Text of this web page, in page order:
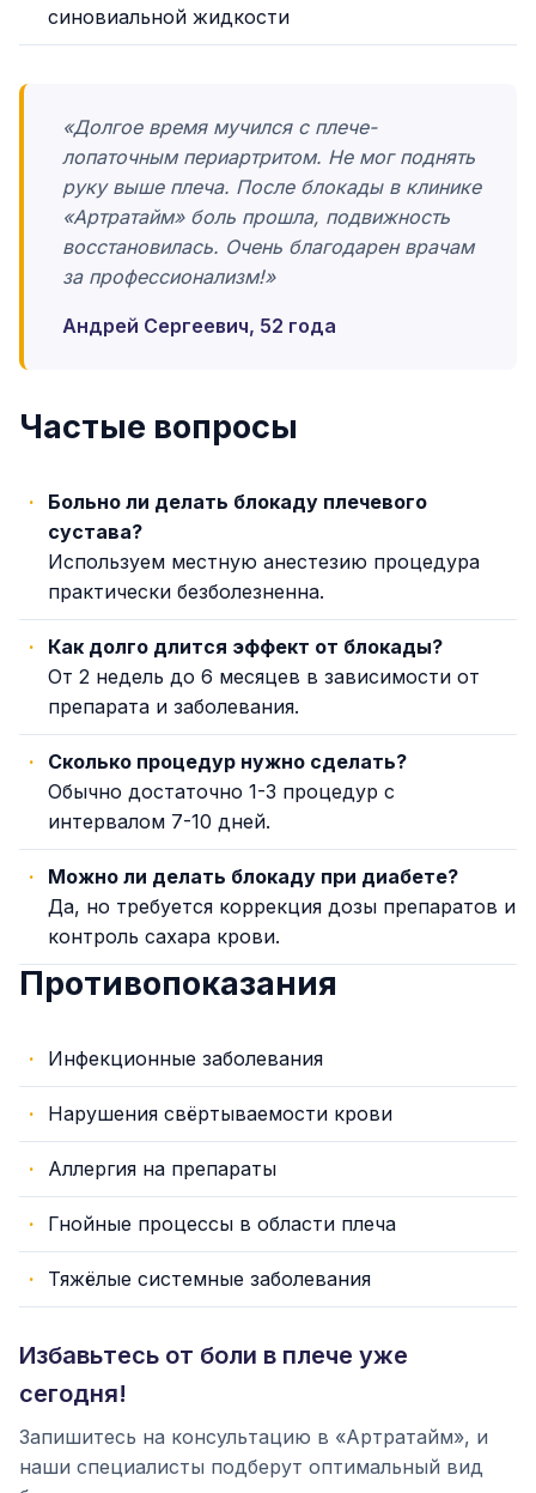
синовиальной жидкости
«Долгое время мучился с плече-
лопаточным периартритом. Не мог поднять
руку выше плеча. После блокады в клинике
«Артратайм» боль прошла, подвижность
восстановилась. Очень благодарен врачам
за профессионализм!»
Андрей Сергеевич, 52 года
Частые вопросы
Больно ли делать блокаду плечевого
сустава?
Используем местную анестезию процедура
практически безболезненна.
Как долго длится эффект от блокады?
От 2 недель до 6 месяцев в зависимости от
препарата и заболевания.
Сколько процедур нужно сделать?
Обычно достаточно 1-3 процедур с
интервалом 7-10 дней.
Можно ли делать блокаду при диабете?
Да, но требуется коррекция дозы препаратов и
контроль сахара крови.
Противопоказания
Инфекционные заболевания
Нарушения свёртываемости крови
Аллергия на препараты
Гнойные процессы в области плеча
Тяжёлые системные заболевания
Избавьтесь от боли в плече уже
сегодня!
Запишитесь на консультацию в «Артратайм», и
наши специалисты подберут оптимальный вид